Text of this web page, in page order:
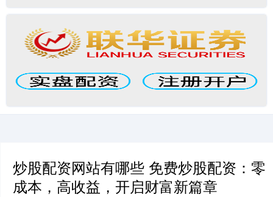
炒股配资网站有哪些 免费炒股配资：零
成本，高收益，开启财富新篇章